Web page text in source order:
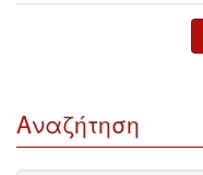
Αναζήτηση